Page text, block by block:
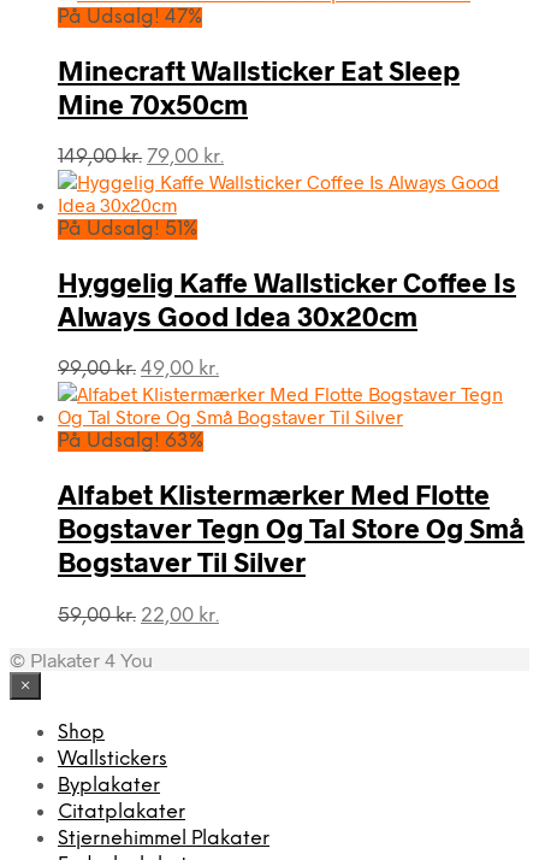
pris
99,00 kr.. 49,00 kr..
På Udsalg! 47%
Minecraft Wallsticker Eat Sleep
Mine 70x50cm
149,00kr. Den
oprindelige
pris
var:
79,00 kr.
aktuelle
På Udsalg! 51%
Hyggelig Kaffe Wallsticker Coffee Is
Always Good Idea 30x20cm
99,00kr. Den
oprindelige
pris
var:
49,00 kr.
aktuelle
pris
På Udsalg! 63%
Alfabet Klistermærker Med Flotte
Bogstaver Tegn Og Tal Store Og Små
Bogstaver Til Silver
59,00kr. Den
pris
22,00 kr.
© Plakater 4 You
×
Shop
Wallstickers
Byplakater
Citatplakater
Stjernehimmel Plakater